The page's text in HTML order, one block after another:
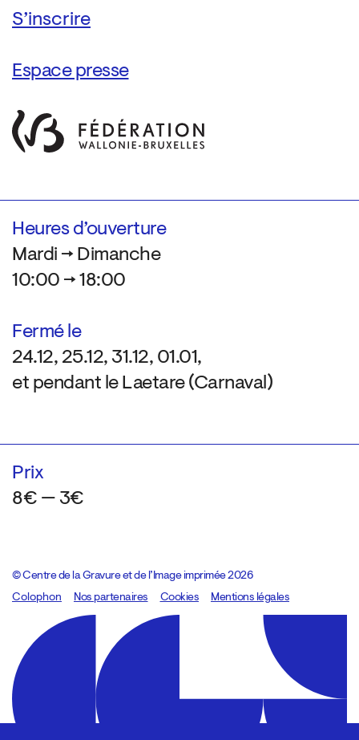
Espace presse
Heures d’ouverture
Mardi → Dimanche
10:00 → 18:00
Fermé le
24.12, 25.12, 31.12, 01.01,
et pendant le Laetare (Carnaval)
Prix
8€ — 3€
© Centre de la Gravure et de l’Image imprimée 2026
Colophon
Design:Marcel Kaczmarek, code:8080.studio
Nos partenaires Cookies Mentions légales